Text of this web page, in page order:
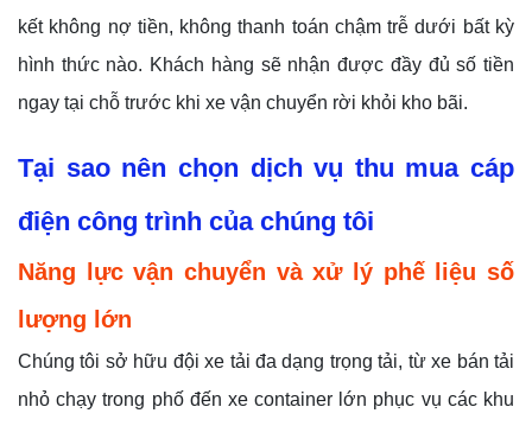
kết không nợ tiền, không thanh toán chậm trễ dưới bất kỳ
hình thức nào. Khách hàng sẽ nhận được đầy đủ số tiền
ngay tại chỗ trước khi xe vận chuyển rời khỏi kho bãi.
Tại sao nên chọn dịch vụ thu mua cáp
điện công trình của chúng tôi
Năng lực vận chuyển và xử lý phế liệu số
lượng lớn
Chúng tôi sở hữu đội xe tải đa dạng trọng tải, từ xe bán tải
nhỏ chạy trong phố đến xe container lớn phục vụ các khu